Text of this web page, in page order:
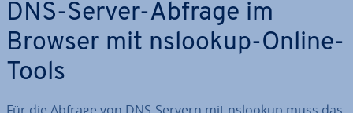
DNS-Server-Abfrage im
Browser mit nslookup-Online-
Tools